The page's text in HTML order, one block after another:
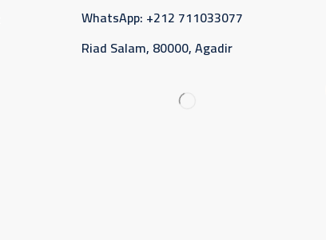
WhatsApp: +212 711033077
Riad Salam, 80000, Agadir